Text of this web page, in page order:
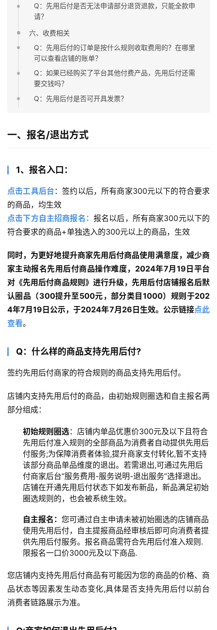
Q：先用后付是否无法申请部分退货退款，只能全款申
请？
六、收费相关
Q：先用后付的订单是按什么规则收取费用的？在哪里
可以查看店铺的账单？
Q：如果已经购买了平台其他付费产品，先用后付还需
要交钱吗？
Q：先用后付是否可开具发票？
一、报名/退出方式
1、报名入口：
点击工具后台 ：签约以后，所有商家300元以下的符合要求
的商品，均生效
点击下方自主招商报名： 报名以后，所有商家300元以下的
符合要求的商品+单独选入的300元以上的商品，生效
同时，为更好地提升商家先用后付商品使用满意度，减少商
家主动报名先用后付商品操作难度，2024年7月19日平台
对《先用后付商品规则》进行升级，先用后付店铺报名后默
认圈品（300提升至500元，部分类目1000）规则于202
4年7月19日公示，于2024年7月26日生效。公示链接点此
查看。
Q：什么样的商品支持先用后付?
签约先用后付商家的符合规则的商品支持先用后付。
店铺内支持先用后付的商品，由初始规则圈选和自主报名两
部分组成：
初始规则圈选：店铺内单品优惠价300元及以下且符合
先用后付准入规则的全部商品为消费者自动提供先用后
付服务;为保障消费者体验,提升商家支付转化,暂不支持
该部分商品单品维度的退出。若需退出,可通过先用后
付商家后台“服务费用-服务说明-退出服务”选择退出。
店铺在开通先用后付状态下如发布新品，新品满足初始
圈选规则的，也会被系统生效。
自主报名： 您可通过自主申请未被初始圈选的店铺商品
使用先用后付，自主提报商品经审核后即可向消费者提
供先用后付服务。报名商品需符合先用后付准入规则.
限报名一口价3000元及以下商品.
您店铺内支持先用后付商品有可能因为您的商品的价格、商
品状态等因素发生动态变化,具体是否支持先用后付以前台
消费者链路展示为准。